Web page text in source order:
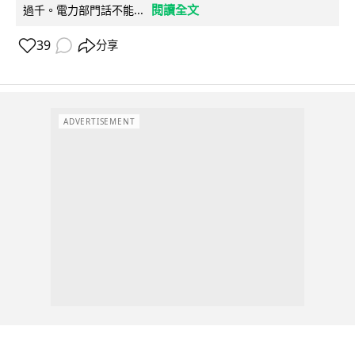
過千。電力部門話不能...
閱讀全文
39 分享
ADVERTISEMENT